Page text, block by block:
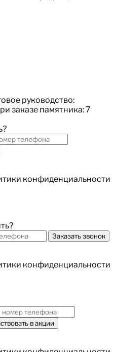
руководство:
заказе памятника: 7
конфиденциальности
Заказать звонок
конфиденциальности
в акции